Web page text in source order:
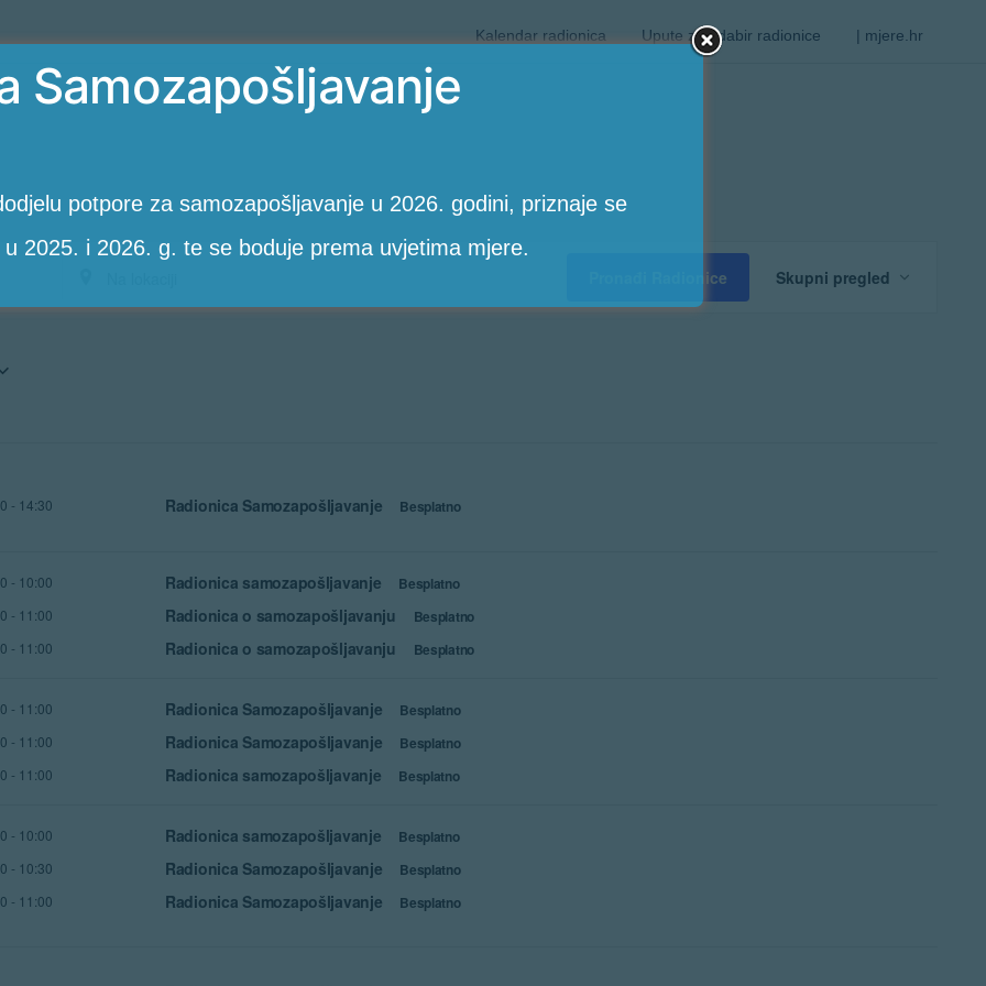
Kalendar radionica Upute za odabir radionice | mjere.hr
Pronađi Radionice Skupni pregled
- 14:30 Radionica Samozapošljavanje Besplatno
- 10:00 Radionica samozapošljavanje Besplatno
- 11:00 Radionica o samozapošljavanju Besplatno
- 11:00 Radionica o samozapošljavanju Besplatno
- 11:00 Radionica Samozapošljavanje Besplatno
- 11:00 Radionica Samozapošljavanje Besplatno
- 11:00 Radionica samozapošljavanje Besplatno
- 10:00 Radionica samozapošljavanje Besplatno
- 10:30 Radionica Samozapošljavanje Besplatno
- 11:00 Radionica Samozapošljavanje Besplatno
Samozapošljavanje
potpore za samozapošljavanje u 2026. godini, priznaje se
2025. i 2026. g. te se boduje prema uvjetima mjere.